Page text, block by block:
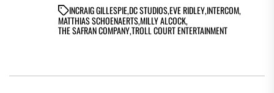
INCRAIG GILLESPIE,DC STUDIOS,EVE RIDLEY,INTERCOM,
MATTHIAS SCHOENAERTS,MILLY ALCOCK,
THE SAFRAN COMPANY,TROLL COURT ENTERTAINMENT